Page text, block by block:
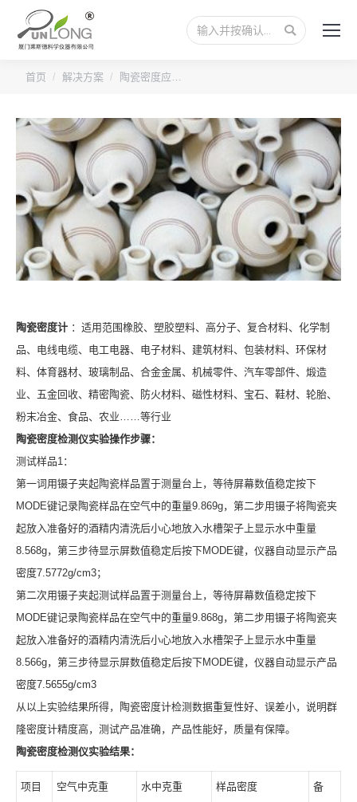
搜
索：
您的位置：
首页 解决方案 陶瓷密度应…
陶瓷密度计 ：适用范围橡胶、塑胶塑料、高分子、复合材料、化学制
品、电线电缆、电工电器、电子材料、建筑材料、包装材料、环保材
料、体育器材、玻璃制品、合金金属、机械零件、汽车零部件、煅造
业、五金回收、精密陶瓷、防火材料、磁性材料、宝石、鞋材、轮胎、
粉末冶金、食品、农业……等行业
陶瓷密度检测仪实验操作步骤：
测试样品1：
第一词用镊子夹起陶瓷样品置于测量台上，等待屏幕数值稳定按下
MODE键记录陶瓷样品在空气中的重量9.869g，第二步用镊子将陶瓷夹
起放入准备好的酒精内清洗后小心地放入水槽架子上显示水中重量
8.568g，第三步待显示屏数值稳定后按下MODE键，仪器自动显示产品
密度7.5772g/cm3；
第二次用镊子夹起测试样品置于测量台上，等待屏幕数值稳定按下
MODE键记录陶瓷样品在空气中的重量9.868g，第二步用镊子将陶瓷夹
起放入准备好的酒精内清洗后小心地放入水槽架子上显示水中重量
8.566g，第三步待显示屏数值稳定后按下MODE键，仪器自动显示产品
密度7.5655g/cm3
从以上实验结果所得，陶瓷密度计检测数据重复性好、误差小，说明群
隆密度计精度高，测试产品准确，产品性能好，质量有保障。
陶瓷密度检测仪实验结果：
项目
空气中克重
水中克重
样品密度
备